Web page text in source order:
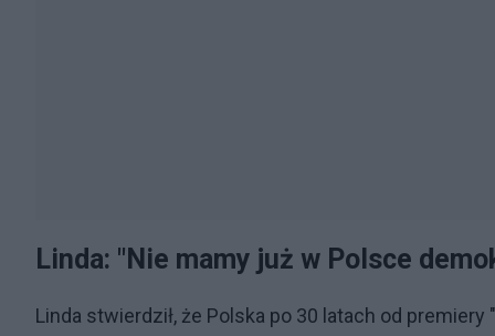
Linda: "Nie mamy już w Polsce
Linda stwierdził, że Polska po 30 latach od